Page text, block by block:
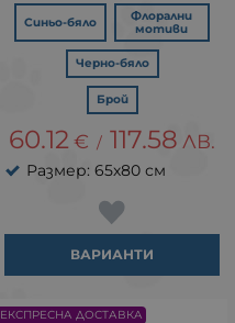
Синьо-бяло
Флорални
мотиви
Черно-бяло
Брой
60.12 € / 117.58 ЛВ.
Размер: 65х80 см
ВАРИАНТИ
ЕКСПРЕСНА ДОСТАВКА